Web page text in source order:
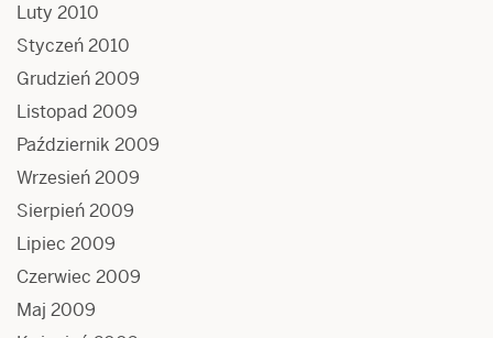
Luty 2010
Styczeń 2010
Grudzień 2009
Listopad 2009
Październik 2009
Wrzesień 2009
Sierpień 2009
Lipiec 2009
Czerwiec 2009
Maj 2009